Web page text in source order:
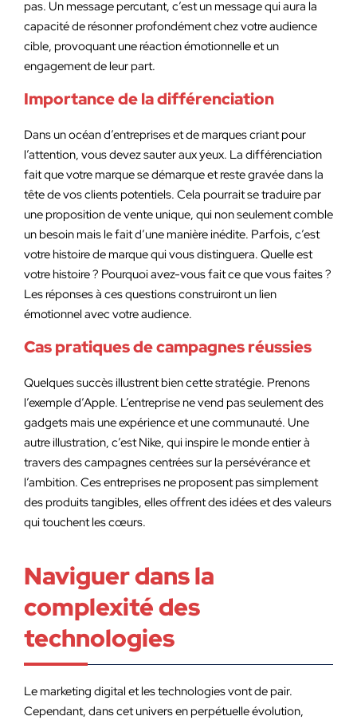
pas. Un message percutant, c’est un message qui aura la
capacité de résonner profondément chez votre audience
cible, provoquant une réaction émotionnelle et un
engagement de leur part.
Importance de la différenciation
Dans un océan d’entreprises et de marques criant pour
l’attention, vous devez sauter aux yeux. La différenciation
fait que votre marque se démarque et reste gravée dans la
tête de vos clients potentiels. Cela pourrait se traduire par
une proposition de vente unique, qui non seulement comble
un besoin mais le fait d’une manière inédite. Parfois, c’est
votre histoire de marque qui vous distinguera. Quelle est
votre histoire ? Pourquoi avez-vous fait ce que vous faites ?
Les réponses à ces questions construiront un lien
émotionnel avec votre audience.
Cas pratiques de campagnes réussies
Quelques succès illustrent bien cette stratégie. Prenons
l’exemple d’Apple. L’entreprise ne vend pas seulement des
gadgets mais une expérience et une communauté. Une
autre illustration, c’est Nike, qui inspire le monde entier à
travers des campagnes centrées sur la persévérance et
l’ambition. Ces entreprises ne proposent pas simplement
des produits tangibles, elles offrent des idées et des valeurs
qui touchent les cœurs.
Naviguer dans la
complexité des
technologies
Le marketing digital et les technologies vont de pair.
Cependant, dans cet univers en perpétuelle évolution,